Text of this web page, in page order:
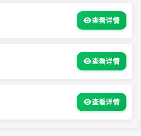
查看详情
查看详情
查看详情